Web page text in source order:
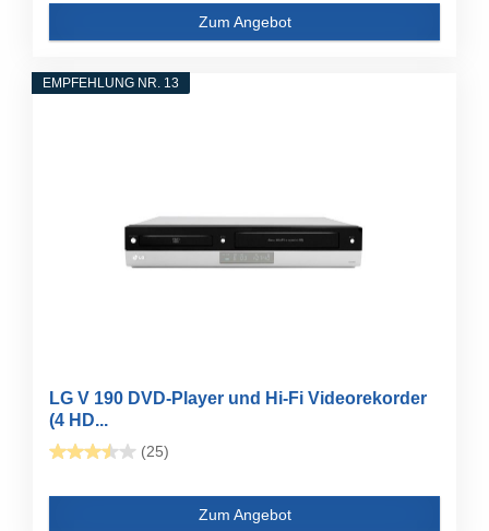
Zum Angebot
EMPFEHLUNG NR. 13
LG V 190 DVD-Player und Hi-Fi Videorekorder
(4 HD...
(25)
Zum Angebot